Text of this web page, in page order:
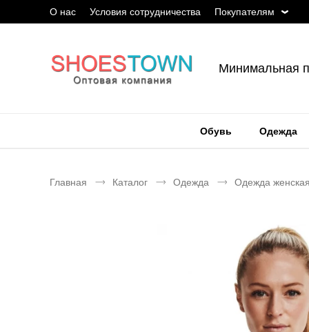
О нас Условия сотрудничества Покупателям
Минимальная
Обувь Одежда
Главная Каталог Одежда Одежда женская